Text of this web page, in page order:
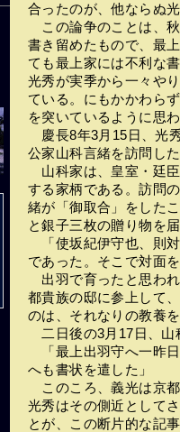
合ったのが、他ならぬ
この論争のことは、
書き留めたもので、最
ても最上家には不利な
光秀が実季から一々や
ている。にもかかわら
を突いているように思
慶長8年3月15日、光
公家山科言緒を訪問し
山科家は、皇室・廷
する家柄である。訪問
緒が「御取合」をした
と銀子三枚の贈り物を
「使坂紀伊守也、則
であった。そこで対面
出羽で育ったと思わ
都貴族の邸に参上して
のは、それなりの教養
二日後の3月17日、山
「最上出羽守へ一昨
へも書状を遣した」
このころ、義光は京
光秀はその側近として
とが、この断片的な記